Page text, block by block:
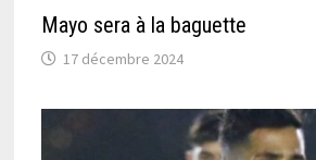
Mayo sera à la baguette
17 décembre 2024